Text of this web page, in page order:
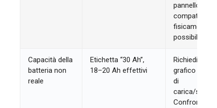
pannello
compatto
fisicamente
possibile.
Capacità della
batteria non
reale
Etichetta “30 Ah”,
18–20 Ah effettivi
Richiedi un
grafico del
di
carica/
Confronta i